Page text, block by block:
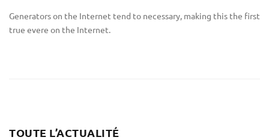
Generators on the Internet tend to necessary, making this the first
true evere on the Internet.
TOUTE L’ACTUALITÉ